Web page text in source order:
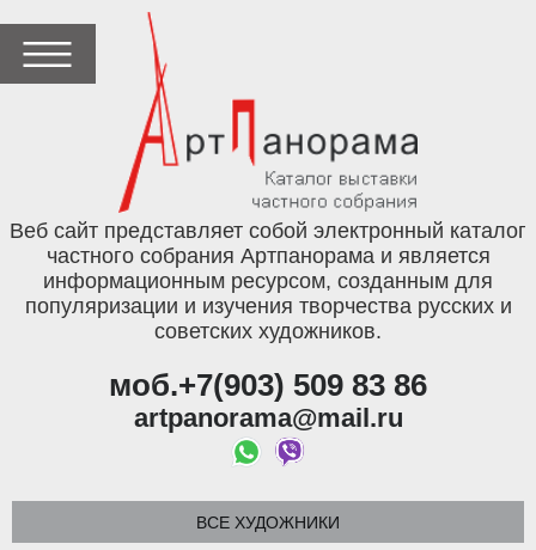
Веб сайт представляет собой электронный каталог
частного собрания Артпанорама и является
информационным ресурсом, созданным для
популяризации и изучения творчества русских и
советских художников.
моб.+7(903) 509 83 86
artpanorama@mail.ru
ВСЕ ХУДОЖНИКИ